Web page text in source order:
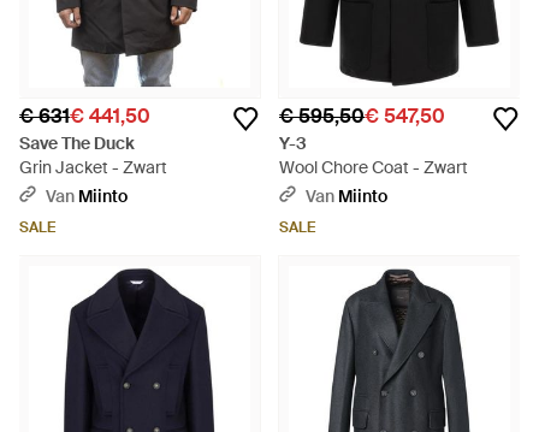
€ 631€ 441,50
Save The Duck
Grin Jacket - Zwart
Van Miinto
SALE
€ 595,50€ 547,50
Y-3
Wool Chore Coat - Zwart
Van Miinto
SALE